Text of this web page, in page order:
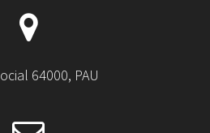
64000, PAU